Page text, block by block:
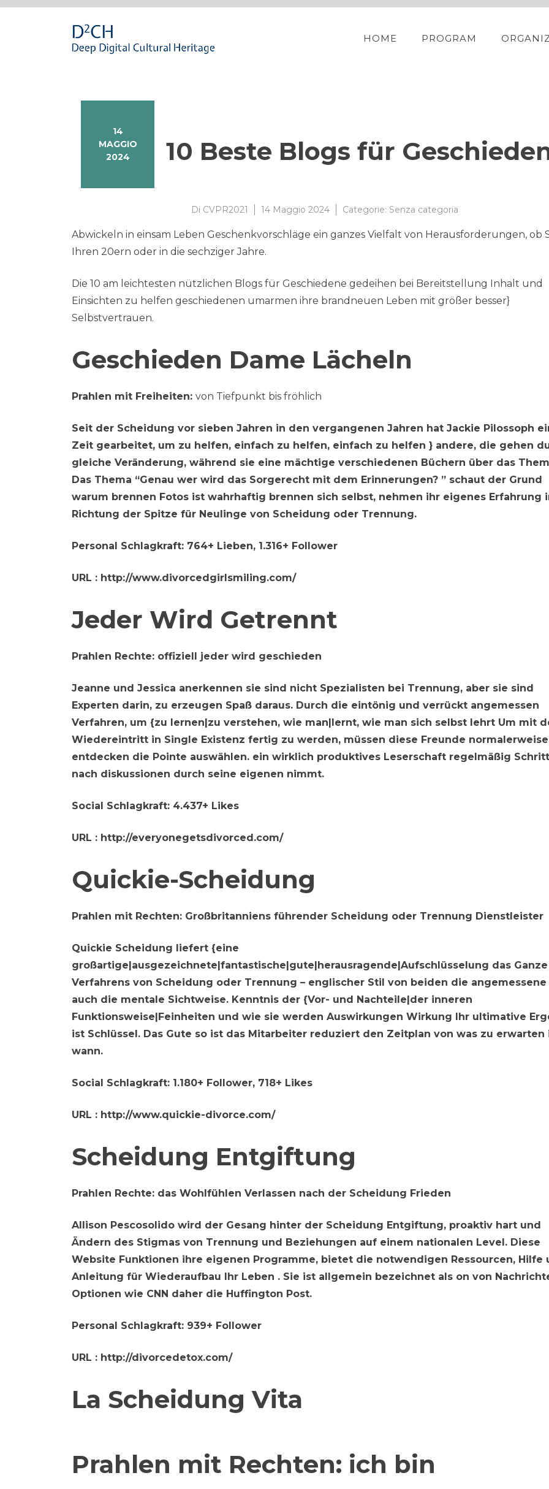
Passa
HOME PROGRAM
14
MAGGIO
2024
10 Beste Blogs für
Di CVPR2021 14 Maggio 2024 Categorie: Senza categoria
Abwickeln in einsam Leben Geschenkvorschläge ein ganzes Vielfalt von Herausforderungen, ob
Ihren 20ern oder in die sechziger Jahre.
Die 10 am leichtesten nützlichen Blogs für Geschiedene gedeihen bei Bereitstellung Inhalt und
Einsichten zu helfen geschiedenen umarmen ihre brandneuen Leben mit größer besser}
Selbstvertrauen.
Geschieden Dame Lächeln
Prahlen mit Freiheiten: von Tiefpunkt bis fröhlich
Seit der Scheidung vor sieben Jahren in den vergangenen Jahren hat Jackie Pilossoph
Zeit gearbeitet, um zu helfen, einfach zu helfen, einfach zu helfen } andere, die gehen
gleiche Veränderung, während sie eine mächtige verschiedenen Büchern über das
Das Thema “Genau wer wird das Sorgerecht mit dem Erinnerungen? ” schaut der Grund
warum brennen Fotos ist wahrhaftig brennen sich selbst, nehmen ihr eigenes Erfahrung
Richtung der Spitze für Neulinge von Scheidung oder Trennung.
Personal Schlagkraft: 764+ Lieben, 1.316+ Follower
URL : http://www.divorcedgirlsmiling.com/
Jeder Wird Getrennt
Prahlen Rechte: offiziell jeder wird geschieden
Jeanne und Jessica anerkennen sie sind nicht Spezialisten bei Trennung, aber sie sind
Experten darin, zu erzeugen Spaß daraus. Durch die eintönig und verrückt angemessen
Verfahren, um {zu lernen|zu verstehen, wie man|lernt, wie man sich selbst lehrt Um mit
Wiedereintritt in Single Existenz fertig zu werden, müssen diese Freunde normalerweise
entdecken die Pointe auswählen. ein wirklich produktives Leserschaft regelmäßig
nach diskussionen durch seine eigenen nimmt.
Social Schlagkraft: 4.437+ Likes
URL : http://everyonegetsdivorced.com/
Quickie-Scheidung
Prahlen mit Rechten: Großbritanniens führender Scheidung oder Trennung Dienstleister
Quickie Scheidung liefert {eine
großartige|ausgezeichnete|fantastische|gute|herausragende|Aufschlüsselung das Ganze
Verfahrens von Scheidung oder Trennung – englischer Stil von beiden die angemessene
auch die mentale Sichtweise. Kenntnis der {Vor- und Nachteile|der inneren
Funktionsweise|Feinheiten und wie sie werden Auswirkungen Wirkung Ihr ultimative
ist Schlüssel. Das Gute so ist das Mitarbeiter reduziert den Zeitplan von was zu erwarten
wann.
Social Schlagkraft: 1.180+ Follower, 718+ Likes
URL : http://www.quickie-divorce.com/
Scheidung Entgiftung
Prahlen Rechte: das Wohlfühlen Verlassen nach der Scheidung Frieden
Allison Pescosolido wird der Gesang hinter der Scheidung Entgiftung, proaktiv hart und
Ändern des Stigmas von Trennung und Beziehungen auf einem nationalen Level. Diese
Website Funktionen ihre eigenen Programme, bietet die notwendigen Ressourcen, Hilfe
Anleitung für Wiederaufbau Ihr Leben . Sie ist allgemein bezeichnet als on von
Optionen wie CNN daher die Huffington Post.
Personal Schlagkraft: 939+ Follower
URL : http://divorcedetox.com/
La Scheidung Vita
Prahlen mit Rechten: ich bin